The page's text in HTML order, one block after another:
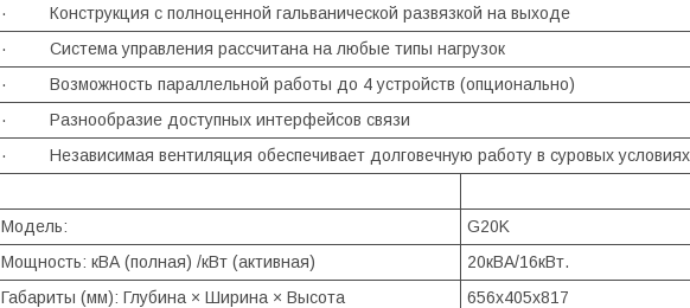
· Конструкция с полноценной гальванической развязкой на выходе
· Система управления рассчитана на любые типы нагрузок
· Возможность параллельной работы до 4 устройств (опционально)
· Разнообразие доступных интерфейсов связи
· Независимая вентиляция обеспечивает долговечную работу в суровых условиях
Модель:
G20K
Мощность: кВА (полная) /кВт (активная)
20кВА/16кВт.
Габариты (мм): Глубина × Ширина × Высота
656х405х817